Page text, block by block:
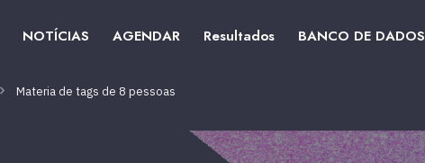
NOTÍCIAS AGENDAR Resultados BANCO DE DADOS
Materia de tags de 8 pessoas